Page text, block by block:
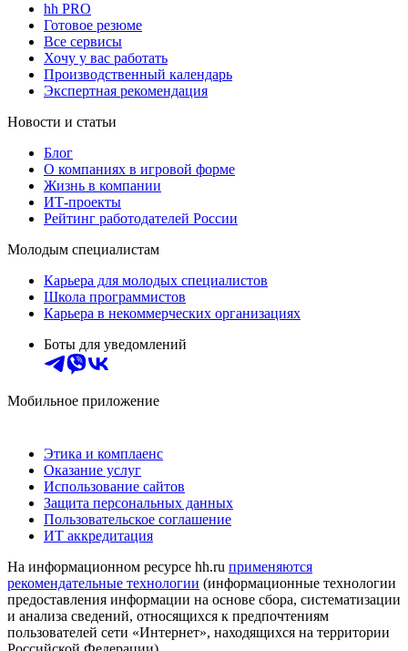
hh PRO
Готовое резюме
Все сервисы
Хочу у вас работать
Производственный календарь
Экспертная рекомендация
Новости и статьи
Блог
О компаниях в игровой форме
Жизнь в компании
ИТ-проекты
Рейтинг работодателей России
Молодым специалистам
Карьера для молодых специалистов
Школа программистов
Карьера в некоммерческих организациях
Боты для уведомлений
Мобильное приложение
Этика и комплаенс
Оказание услуг
Использование сайтов
Защита персональных данных
Пользовательское соглашение
ИТ аккредитация
На информационном ресурсе hh.ru применяются
рекомендательные технологии (информационные технологии
предоставления информации на основе сбора, систематизации
и анализа сведений, относящихся к предпочтениям
пользователей сети «Интернет», находящихся на территории